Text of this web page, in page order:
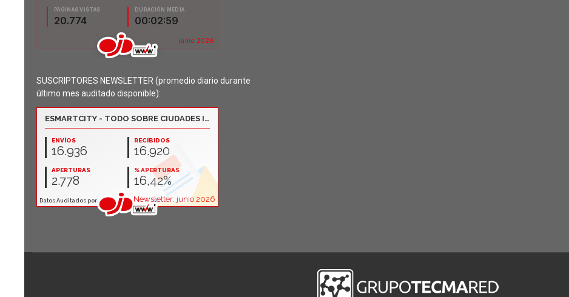
SUSCRIPTORES NEWSLETTER (promedio diario durante
último mes auditado disponible):